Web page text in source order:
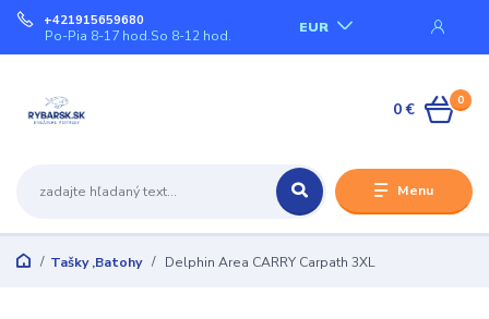
Menu
EUR
+421915659680
Po-Pia 8-17 hod.So 8-12 hod.
0
0 €
Tašky ,Batohy Delphin Area CARRY Carpath 3XL